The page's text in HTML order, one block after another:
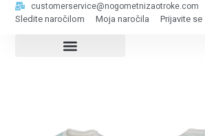
customerservice@nogometnizaotroke.com
Sledite naročilom Moja naročila Prijavite se